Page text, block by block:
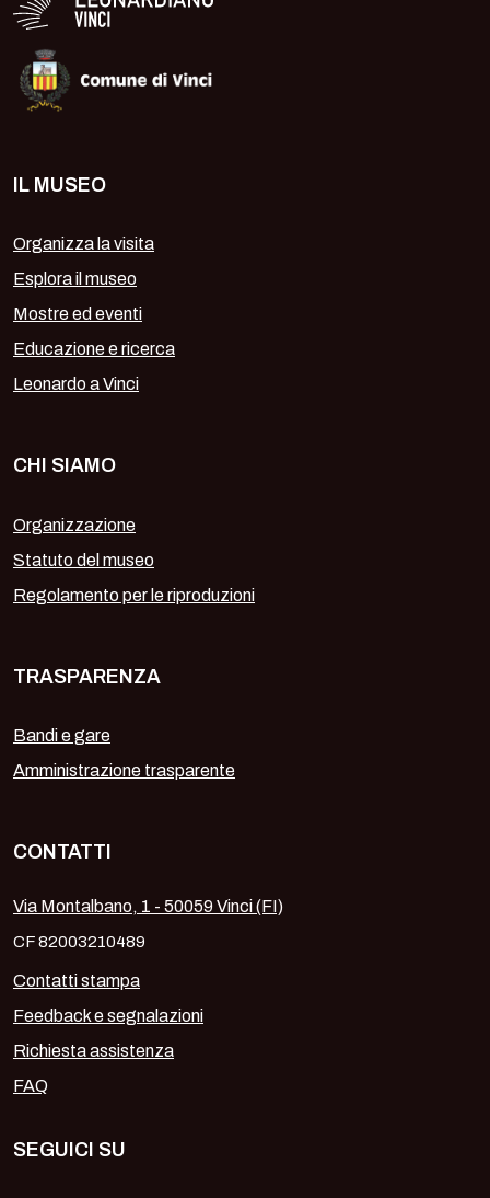
IL MUSEO
Organizza la visita
Esplora il museo
Mostre ed eventi
Educazione e ricerca
Leonardo a Vinci
CHI SIAMO
Organizzazione
Statuto del museo
Regolamento per le riproduzioni
TRASPARENZA
Bandi e gare
Amministrazione trasparente
CONTATTI
Via Montalbano, 1 - 50059 Vinci (FI)
CF 82003210489
Contatti stampa
Feedback e segnalazioni
Richiesta assistenza
FAQ
SEGUICI SU